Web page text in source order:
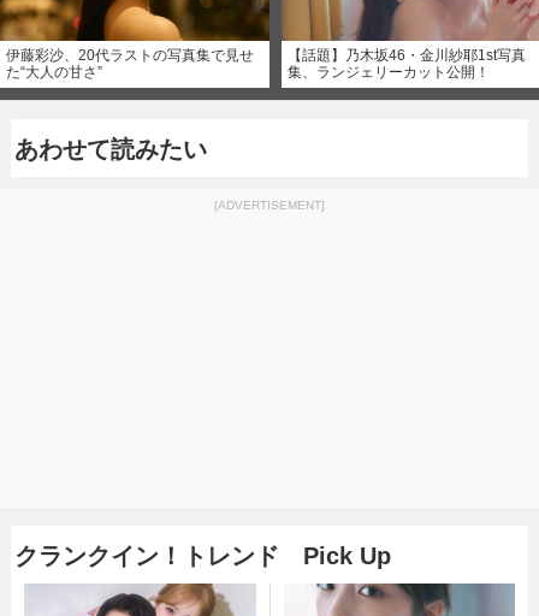
伊藤彩沙、20代ラストの写真集で見せ
た“大人の甘さ”
【話題】乃木坂46・金川紗耶1st写真
集、ランジェリーカット公開！
あわせて読みたい
[ADVERTISEMENT]
クランクイン！トレンド Pick Up